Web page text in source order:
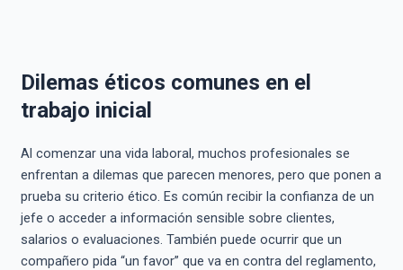
Dilemas éticos comunes en el
trabajo inicial
Al comenzar una vida laboral, muchos profesionales se
enfrentan a dilemas que parecen menores, pero que ponen a
prueba su criterio ético. Es común recibir la confianza de un
jefe o acceder a información sensible sobre clientes,
salarios o evaluaciones. También puede ocurrir que un
compañero pida “un favor” que va en contra del reglamento,